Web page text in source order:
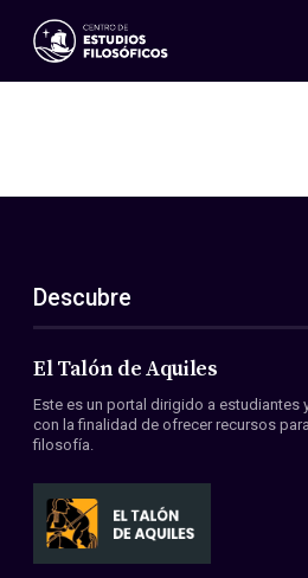
Eventos
ES
EN
Acerca de nosotros
Miembros
Convenios
Descubre
El Talón de Aquiles
Este es un portal dirigido a
con la finalidad de ofrecer recursos
filosofía.